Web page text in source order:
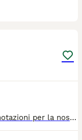
ENCI, FCI e Akiho. Sono aperte le prenotazioni per la nostra prossima cucciolata che nascerà nel mese di agosto 2026. I cuccioli saranno pronti per le nuove famiglie a partire dai 60 giorni di vita con pedigree ENCI, Microchip, libretto sanitario, vaccinazione, sverminazione, certificato di buona salute, passaggio di proprietà, iscrizione all'anagrafe canina e puppy kit. Vi aspettiamo nel nostro allevamento a Mariano Comense per vedere tutti i nostri esemplari di persona. Id madre LO21161920 Per info e appuntamenti 3336324449 - 3332144258